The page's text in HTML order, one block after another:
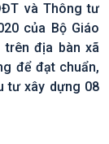
và Thông tư
của Bộ Giáo
địa bàn xã
để đạt chuẩn,
tư xây dựng 08